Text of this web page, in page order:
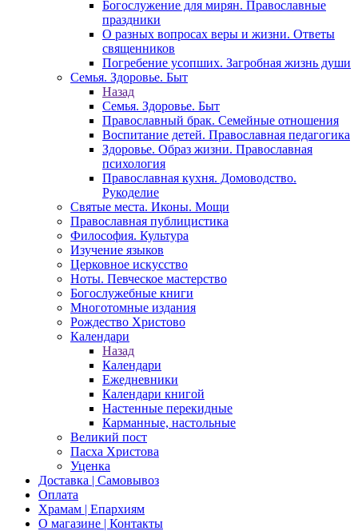
Богослужение для мирян. Православные
праздники
О разных вопросах веры и жизни. Ответы
священников
Погребение усопших. Загробная жизнь души
Семья. Здоровье. Быт
Назад
Семья. Здоровье. Быт
Православный брак. Семейные отношения
Воспитание детей. Православная педагогика
Здоровье. Образ жизни. Православная
психология
Православная кухня. Домоводство.
Рукоделие
Святые места. Иконы. Мощи
Православная публицистика
Философия. Культура
Изучение языков
Церковное искусство
Ноты. Певческое мастерство
Богослужебные книги
Многотомные издания
Рождество Христово
Календари
Назад
Календари
Ежедневники
Календари книгой
Настенные перекидные
Карманные, настольные
Великий пост
Пасха Христова
Уценка
Доставка | Самовывоз
Оплата
Храмам | Епархиям
О магазине | Контакты